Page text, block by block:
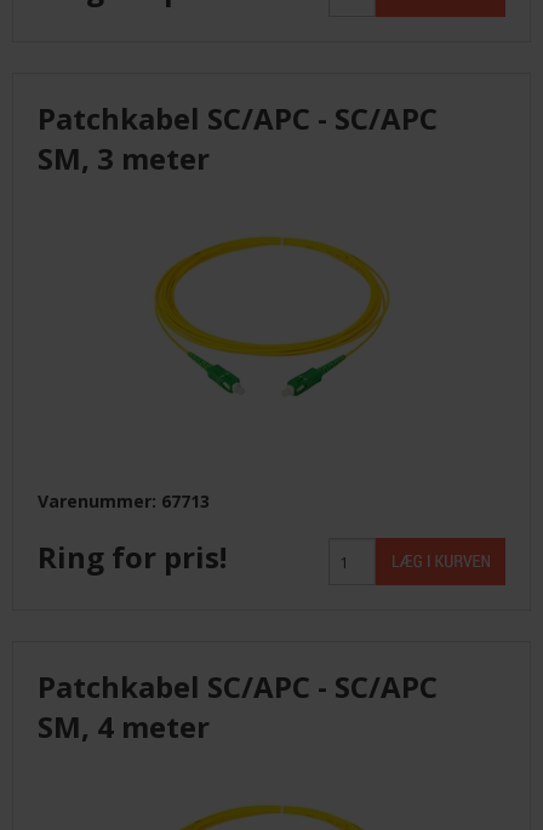
Patchkabel SC/APC - SC/APC
SM, 3 meter
Varenummer: 67713
Ring for pris!
Patchkabel SC/APC - SC/APC
SM, 4 meter